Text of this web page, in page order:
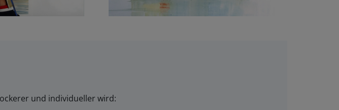
und individueller wird: